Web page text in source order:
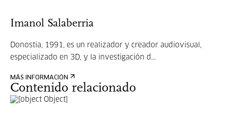
Imanol Salaberria
Donostia, 1991, es un realizador y creador audiovisual,
especializado en 3D, y la investigación d...
MÁS INFORMACIÓN
Contenido relacionado